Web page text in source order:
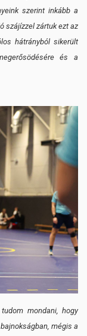
szerint inkább a
szájízzel zártuk ezt az
hátrányból sikerült
és a
mondani, hogy
mégis a